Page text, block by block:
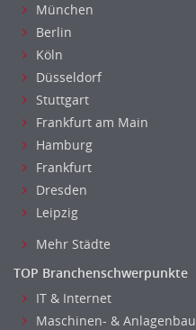
München
Berlin
Köln
Düsseldorf
Stuttgart
Frankfurt am Main
Hamburg
Frankfurt
Dresden
Leipzig
Mehr Städte
TOP Branchenschwerpunkte
IT & Internet
Maschinen- & Anlagenbau